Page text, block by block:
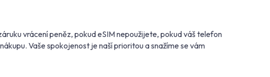
vrácení peněz, pokud eSIM nepoužijete, pokud váš telefon
Vaše spokojenost je naší prioritou a snažíme se vám